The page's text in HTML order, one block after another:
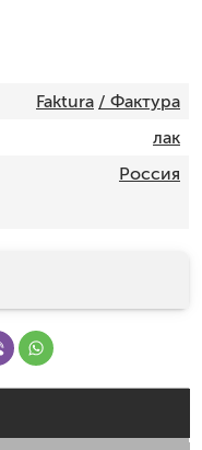
Faktura / Фактура
лак
Россия